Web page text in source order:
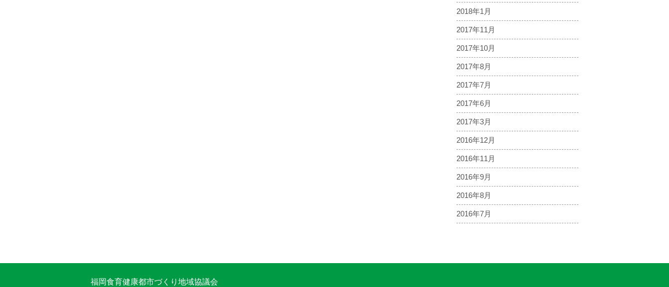
2018年1月
2017年11月
2017年10月
2017年8月
2017年7月
2017年6月
2017年3月
2016年12月
2016年11月
2016年9月
2016年8月
2016年7月
福岡食育健康都市づくり地域協議会